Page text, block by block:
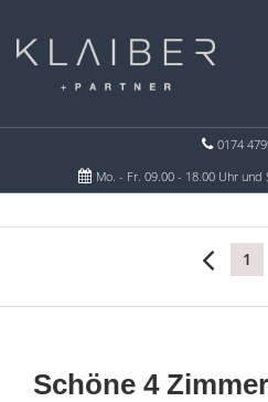
0174
Mo. - Fr. 09.00 - 18.00 Uhr und
1
Schöne 4